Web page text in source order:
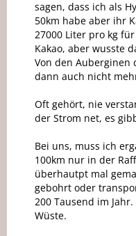
sagen, dass ich als
50km habe aber ihr
27000 Liter pro kg
Kakao, aber wusste
Von den Auberginen
dann auch nicht
Oft gehört, nie
der Strom net, es
Bei uns, muss ich
100km nur in der
überhautpt mal
gebohrt oder
200 Tausend im
Wüste.